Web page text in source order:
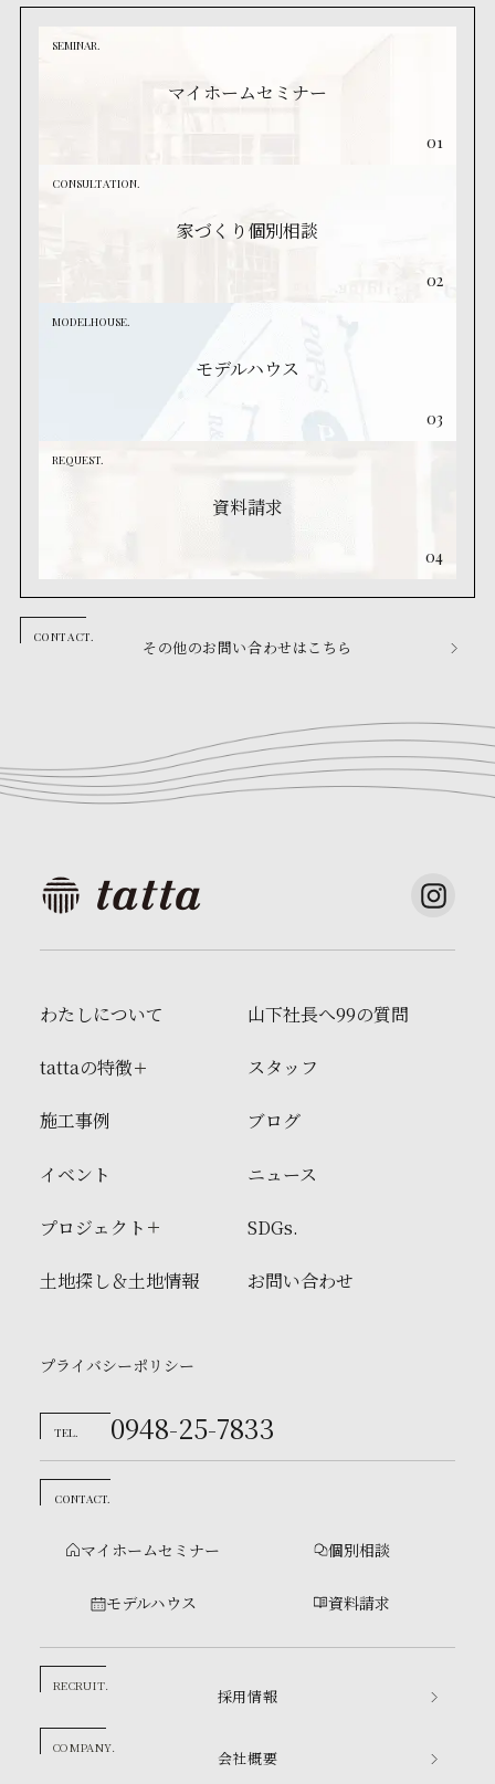
SEMINAR.
マイホームセミナー
01
CONSULTATION.
家づくり個別相談
02
MODELHOUSE.
モデルハウス
03
REQUEST.
資料請求
04
その他のお問い合わせはこちら
わたしについて
tattaの特徴
施工事例
イベント
プロジェクト
土地探し＆土地情報
山下社長へ99の質問
スタッフ
ブログ
ニュース
SDGs.
お問い合わせ
プライバシーポリシー
TEL. 0948-25-7833
CONTACT.
マイホームセミナー 個別相談
モデルハウス 資料請求
RECRUIT.
採用情報
COMPANY.
会社概要